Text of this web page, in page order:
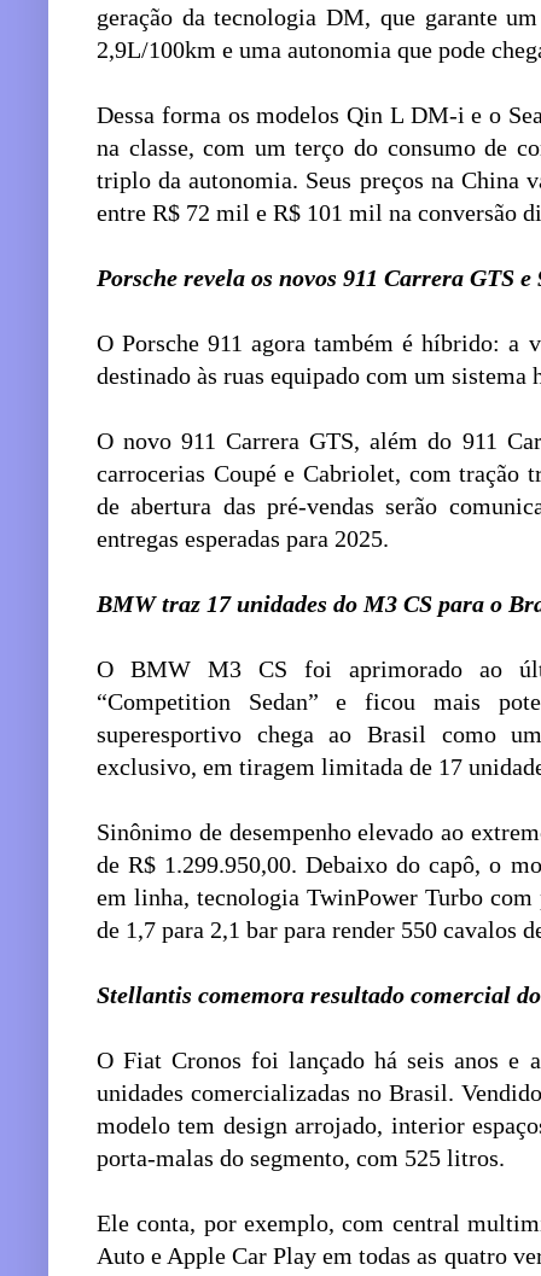
geração da tecnologia DM, que garante
2,9L/100km e uma autonomia que pode
Dessa forma os modelos Qin L DM-i e o
na classe, com um terço do consumo de
triplo da autonomia. Seus preços na China
entre R$ 72 mil e R$ 101 mil na conversão
Porsche revela os novos 911 Carrera GTS e
O Porsche 911 agora também é híbrido: a
destinado às ruas equipado com um sistema
O novo 911 Carrera GTS, além do 911
carrocerias Coupé e Cabriolet, com tração
de abertura das pré-vendas serão
entregas esperadas para 2025.
BMW traz 17 unidades do M3 CS para o
O BMW M3 CS foi aprimorado ao
“Competition Sedan” e ficou mais
superesportivo chega ao Brasil como
exclusivo, em tiragem limitada de 17
Sinônimo de desempenho elevado ao
de R$ 1.299.950,00. Debaixo do capô, o
em linha, tecnologia TwinPower Turbo com
de 1,7 para 2,1 bar para render 550 cavalos
Stellantis comemora resultado comercial
O Fiat Cronos foi lançado há seis anos e
unidades comercializadas no Brasil.
modelo tem design arrojado, interior
porta-malas do segmento, com 525 litros.
Ele conta, por exemplo, com central
Auto e Apple Car Play em todas as quatro